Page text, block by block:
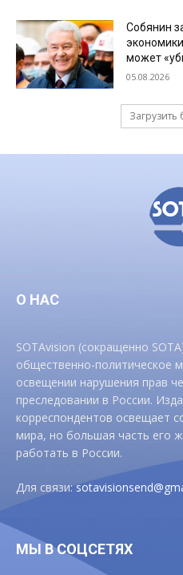
Собянин
может
05.08.2026
О НАС
SOTAvision (сокращенно
общественно-политическое
освещении нарушения прав
преследовании в России.
корреспондентов освещает
мира, но большая часть его
работать в России.
Для связи:
МЫ В СОЦСЕТЯХ